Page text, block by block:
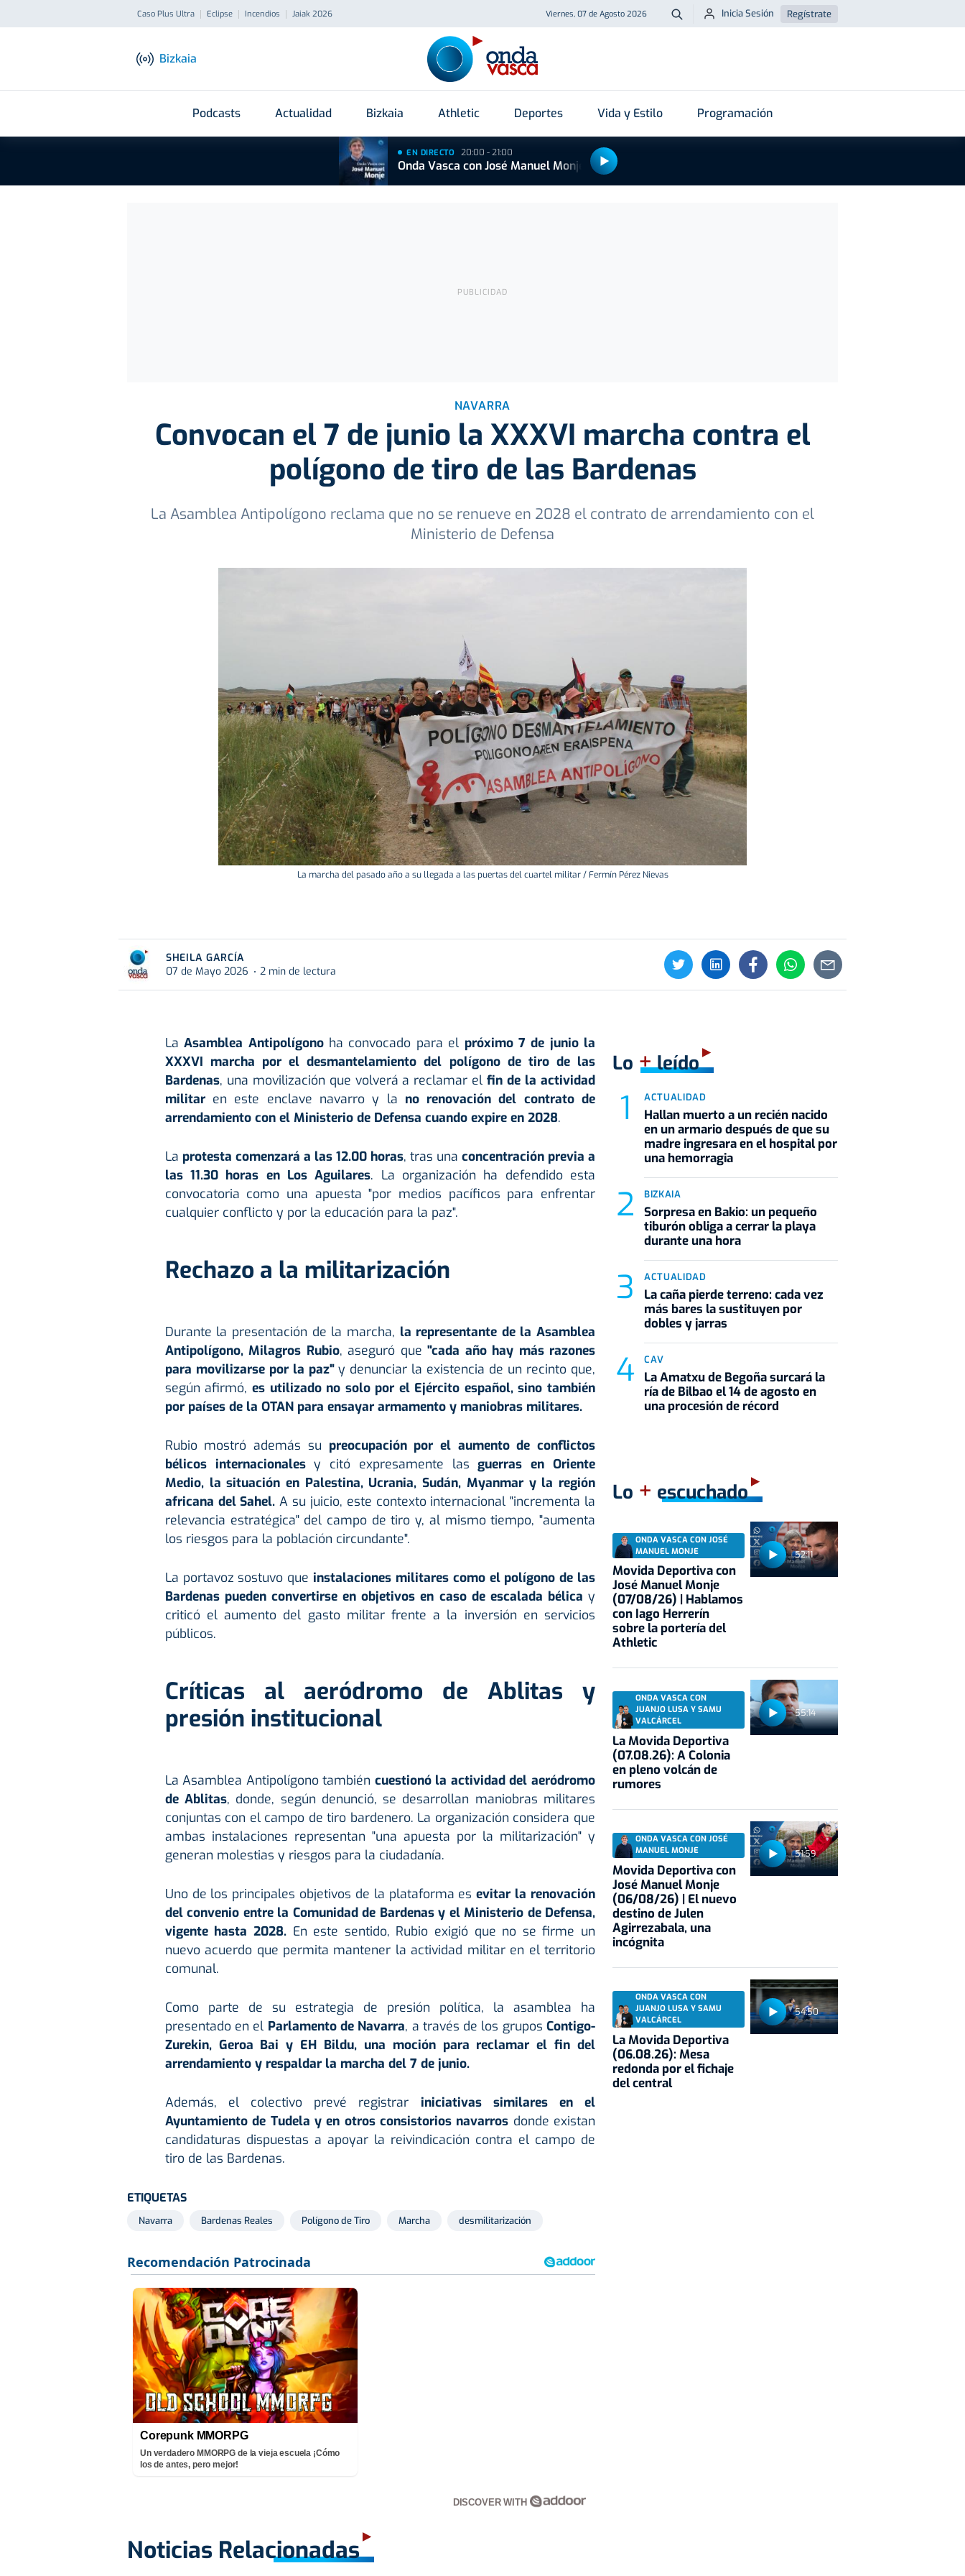
Caso Plus Ultra Eclipse Incendios Jaiak 2026 Viernes, 07 de Agosto 2026 Buscar
Inicia Sesión Regístrate
Bizkaia
Podcasts Actualidad Bizkaia Athletic Deportes Vida y Estilo Programación
EN DIRECTO 20:00 - 21:00
Onda Vasca con José Manuel Monje
NAVARRA
Convocan el 7 de junio la XXXVI marcha contra el
polígono de tiro de las Bardenas
La Asamblea Antipolígono reclama que no se renueve en 2028 el contrato de arrendamiento con el
Ministerio de Defensa
La marcha del pasado año a su llegada a las puertas del cuartel militar / Fermín Pérez Nievas
SHEILA GARCÍA
07 de Mayo 2026
2 min de lectura
LaAsamblea Antipolígonoha convocado para el próximo 7 de junio la
XXXVI marcha por el desmantelamiento del polígono de tiro de las
Bardenas, una movilización que volverá a reclamar elfin de la actividad
militaren este enclave navarro y la no renovación del contrato de
arrendamiento con el Ministerio de Defensa cuando expire en 2028.
La protesta comenzará a las 12.00 horas, tras una concentración previa a
las 11.30 horas en Los Aguilares. La organización ha defendido esta
convocatoria como una apuesta "por medios pacíficos para enfrentar
cualquier conflicto y por la educación para la paz".
Rechazo a la militarización
Durante la presentación de la marcha, la representante de la Asamblea
Antipolígono, Milagros Rubio, aseguró que"cada año hay más razones
para movilizarse por la paz"y denunciar la existencia de un recinto que,
según afirmó, es utilizado no solo por el Ejército español, sino también
por países de la OTAN para ensayar armamento y maniobras militares.
Rubio mostró además su preocupación por el aumento de conflictos
bélicos internacionalesy citó expresamente lasguerras en Oriente
Medio, la situación en Palestina, Ucrania, Sudán, Myanmar y la región
africana del Sahel.A su juicio, este contexto internacional "incrementa la
relevancia estratégica" del campo de tiro y, al mismo tiempo, "aumenta
los riesgos para la población circundante".
La portavoz sostuvo que instalaciones militares como el polígono de las
Bardenas pueden convertirse en objetivos en caso de escalada bélica y
criticó el aumento del gasto militar frente a la inversión en servicios
públicos.
Críticas al aeródromo de Ablitas y
presión institucional
La Asamblea Antipolígono también cuestionó la actividad del aeródromo
de Ablitas, donde, según denunció, se desarrollan maniobras militares
conjuntas con el campo de tiro bardenero. La organización considera que
ambas instalaciones representan "una apuesta por la militarización" y
generan molestias y riesgos para la ciudadanía.
Uno de los principales objetivos de la plataforma esevitar la renovación
del convenio entre la Comunidad de Bardenas y el Ministerio de Defensa,
vigente hasta 2028. En este sentido, Rubio exigió que no se firme un
nuevo acuerdo que permita mantener la actividad militar en el territorio
comunal.
Como parte de su estrategia de presión política, la asamblea ha
presentado en el Parlamento de Navarra, a través de los gruposContigo-
Zurekin, Geroa Bai y EH Bildu, una moción para reclamar el fin del
arrendamiento y respaldar la marcha del 7 de junio.
Además, el colectivo prevé registrar iniciativas similares en el
Ayuntamiento de Tudela y en otros consistorios navarros donde existan
candidaturas dispuestas a apoyar la reivindicación contra el campo de
tiro de las Bardenas.
ETIQUETAS
Navarra Bardenas Reales Polígono de Tiro Marcha desmilitarización
Corepunk MMORPG
Un verdadero MMORPG de la vieja escuela ¡Cómo
los de antes, pero mejor!
DISCOVER WITH
Noticias Relacionadas
Lo +leído
ACTUALIDAD
Hallan muerto a un recién nacido
en un armario después de que su
madre ingresara en el hospital por
una hemorragia
BIZKAIA
Sorpresa en Bakio: un pequeño
tiburón obliga a cerrar la playa
durante una hora
ACTUALIDAD
La caña pierde terreno: cada vez
más bares la sustituyen por
dobles y jarras
CAV
La Amatxu de Begoña surcará la
ría de Bilbao el 14 de agosto en
una procesión de récord
Lo + escuchado
52:11
ONDA VASCA CON JOSÉ
MANUEL MONJE
Movida Deportiva con
José Manuel Monje
(07/08/26) | Hablamos
con Iago Herrerín
sobre la portería del
Athletic
55:14
ONDA VASCA CON
JUANJO LUSA Y SAMU
VALCÁRCEL
La Movida Deportiva
(07.08.26): A Colonia
en pleno volcán de
rumores
51:59
ONDA VASCA CON JOSÉ
MANUEL MONJE
Movida Deportiva con
José Manuel Monje
(06/08/26) | El nuevo
destino de Julen
Agirrezabala, una
incógnita
54:50
ONDA VASCA CON
JUANJO LUSA Y SAMU
VALCÁRCEL
La Movida Deportiva
(06.08.26): Mesa
redonda por el fichaje
del central